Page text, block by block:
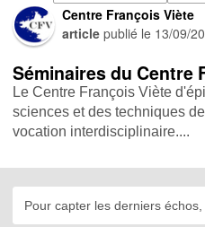
Centre François Viète
article publié le 13/09/
Séminaires du Centre
Le Centre François Viète
sciences et des techniques
vocation interdisciplinaire....